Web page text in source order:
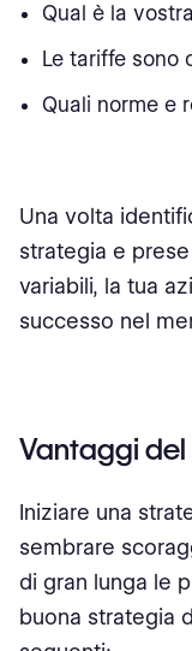
Qual è la
Le tariffe sono
Quali norme e
Una volta
strategia e
variabili, la tua
successo nel
Vantaggi
Iniziare una
sembrare
di gran lunga le
buona strategia